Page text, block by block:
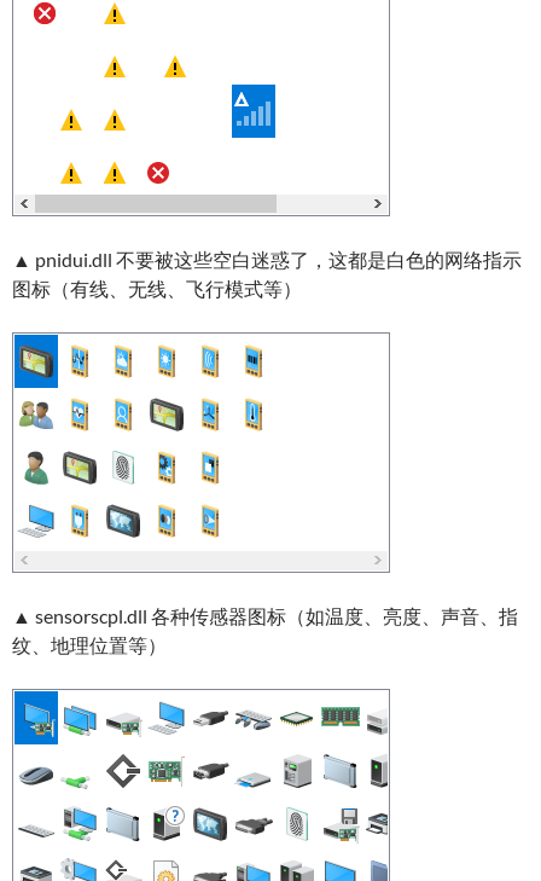
▲ pnidui.dll 不要被这些空白迷惑了，这都是白色的网络指示
图标（有线、无线、飞行模式等）
▲ sensorscpl.dll 各种传感器图标（如温度、亮度、声音、指
纹、地理位置等）